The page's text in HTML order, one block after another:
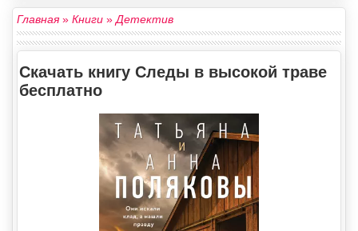
Главная» Книги »Детектив
Скачать книгу Следы в высокой траве
бесплатно